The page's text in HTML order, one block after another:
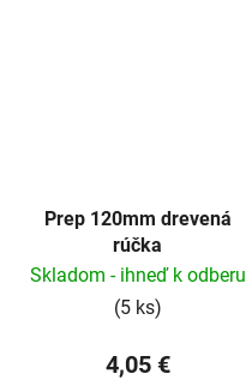
Prep 120mm drevená
rúčka
Skladom - ihneď k odberu
(5 ks)
4,05 €